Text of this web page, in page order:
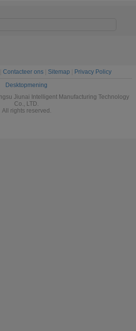
Contacteer ons| Sitemap
Privacy Policy
Desktopmening
Jiunai Intelligent Manufacturing Technology
Co., LTD.
All rights reserved.